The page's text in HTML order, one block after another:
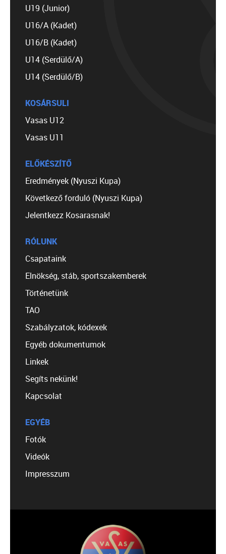
U19 (Junior)
U16/A (Kadet)
U16/B (Kadet)
U14 (Serdülő/A)
U14 (Serdülő/B)
KOSÁRSULI
Vasas U12
Vasas U11
ELŐKÉSZÍTŐ
Eredmények (Nyuszi Kupa)
Következő forduló (Nyuszi Kupa)
Jelentkezz Kosarasnak!
RÓLUNK
Csapataink
Elnökség, stáb, sportszakemberek
Történetünk
TAO
Szabályzatok, kódexek
Egyéb dokumentumok
Linkek
Segíts nekünk!
Kapcsolat
EGYÉB
Fotók
Videók
Impresszum